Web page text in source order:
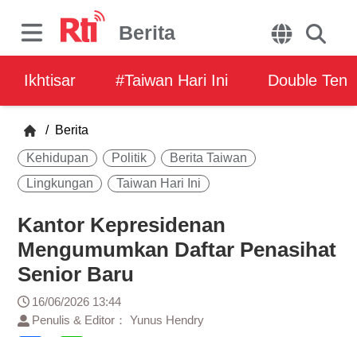
Berita
Ikhtisar #Taiwan Hari Ini Double Ten
/ Berita
Kehidupan Politik
Berita Taiwan
Lingkungan
Taiwan Hari Ini
Kantor Kepresidenan
Mengumumkan Daftar Penasihat
Senior Baru
16/06/2026 13:44
Penulis & Editor： Yunus Hendry